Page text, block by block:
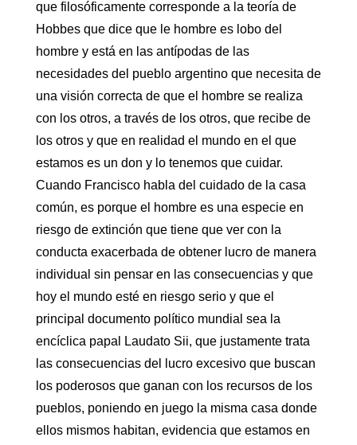
que filosóficamente corresponde a la teoría de
Hobbes que dice que le hombre es lobo del
hombre y está en las antípodas de las
necesidades del pueblo argentino que necesita de
una visión correcta de que el hombre se realiza
con los otros, a través de los otros, que recibe de
los otros y que en realidad el mundo en el que
estamos es un don y lo tenemos que cuidar.
Cuando Francisco habla del cuidado de la casa
común, es porque el hombre es una especie en
riesgo de extinción que tiene que ver con la
conducta exacerbada de obtener lucro de manera
individual sin pensar en las consecuencias y que
hoy el mundo esté en riesgo serio y que el
principal documento político mundial sea la
encíclica papal Laudato Sii, que justamente trata
las consecuencias del lucro excesivo que buscan
los poderosos que ganan con los recursos de los
pueblos, poniendo en juego la misma casa donde
ellos mismos habitan, evidencia que estamos en